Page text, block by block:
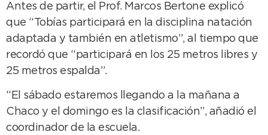
Antes de partir, el Prof. Marcos Bertone explicó
que “Tobías participará en la disciplina natación
adaptada y también en atletismo”, al tiempo que
recordó que “participará en los 25 metros libres y
25 metros espalda”.
“El sábado estaremos llegando a la mañana a
Chaco y el domingo es la clasificación”, añadió el
coordinador de la escuela.